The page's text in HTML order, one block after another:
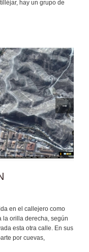
hay un grupo de
→
en el callejero como
la orilla derecha, según
esta otra calle. En sus
por cuevas,